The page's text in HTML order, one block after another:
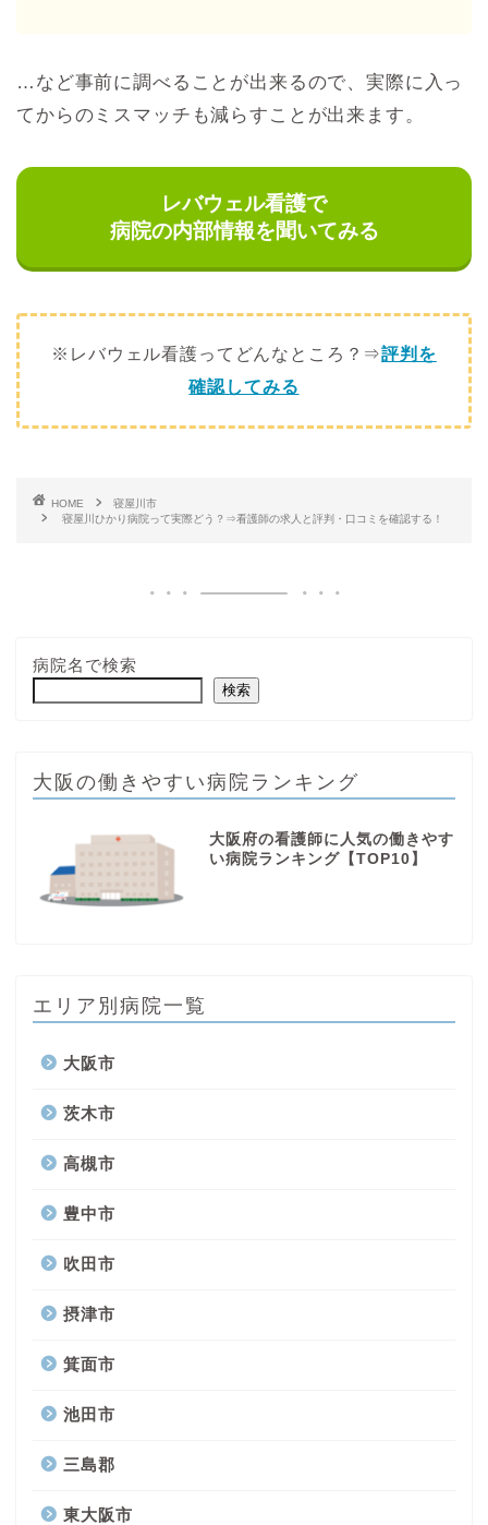
…など事前に調べることが出来るので、実際に入っ
てからのミスマッチも減らすことが出来ます。
レバウェル看護で
病院の内部情報を聞いてみる
※レバウェル看護ってどんなところ？⇒評判を
確認してみる
HOME
寝屋川市
寝屋川ひかり病院って実際どう？⇒看護師の求人と評判・口コミを確認する！
病院名で検索
検索
大阪の働きやすい病院ランキング
大阪府の看護師に人気の働きやす
い病院ランキング【TOP10】
エリア別病院一覧
大阪市
茨木市
高槻市
豊中市
吹田市
摂津市
箕面市
池田市
三島郡
東大阪市